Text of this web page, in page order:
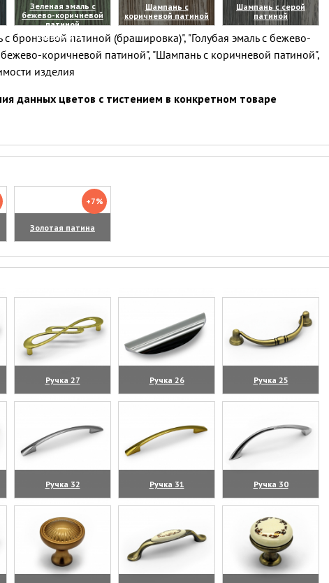
Зеленая эмаль с
бежево-коричневой
патиной
(увеличить)
Шампань с
коричневой патиной
(увеличить)
Шампань с серой
патиной
(увеличить)
с бронзовой патиной (брашировка)", "Голубая эмаль с бежево-
коричневой патиной", "Шампань с коричневой патиной",
изделия
данных цветов с тистением в конкретном товаре
Золотая патина
+7%
Ручка 27
(увеличить)
Ручка 26
(увеличить)
Ручка 25
(увеличить)
Ручка 32
(увеличить)
Ручка 31
(увеличить)
Ручка 30
(увеличить)